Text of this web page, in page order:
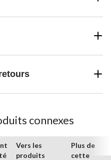
connexes
Vers les
produits
Plus de
cette